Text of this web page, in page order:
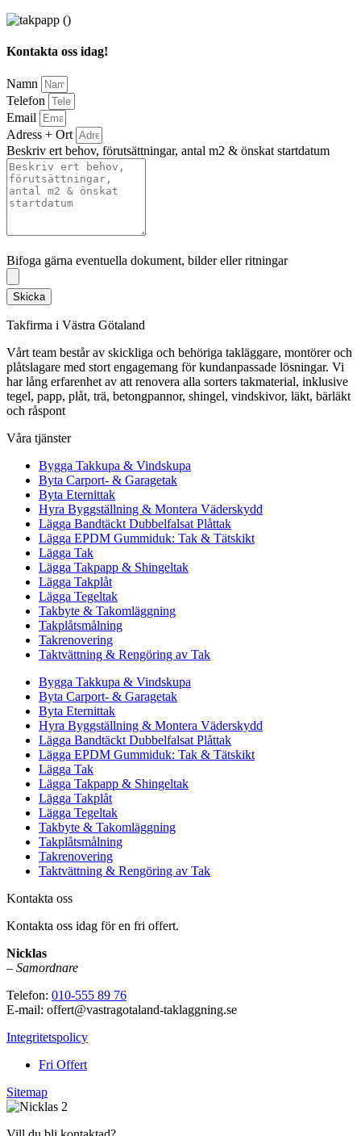
Kontakta oss idag!
Namn
Telefon
Email
Adress + Ort
Beskriv ert behov, förutsättningar, antal m2 & önskat startdatum
Bifoga gärna eventuella dokument, bilder eller ritningar
Skicka
Takfirma i Västra Götaland
Vårt team består av skickliga och behöriga takläggare, montörer och
plåtslagare med stort engagemang för kundanpassade lösningar. Vi
har lång erfarenhet av att renovera alla sorters takmaterial, inklusive
tegel, papp, plåt, trä, betongpannor, shingel, vindskivor, läkt, bärläkt
och råspont
Våra tjänster
Bygga Takkupa & Vindskupa
Byta Carport- & Garagetak
Byta Eternittak
Hyra Byggställning & Montera Väderskydd
Lägga Bandtäckt Dubbelfalsat Plåttak
Lägga EPDM Gummiduk: Tak & Tätskikt
Lägga Tak
Lägga Takpapp & Shingeltak
Lägga Takplåt
Lägga Tegeltak
Takbyte & Takomläggning
Takplåtsmålning
Takrenovering
Taktvättning & Rengöring av Tak
Bygga Takkupa & Vindskupa
Byta Carport- & Garagetak
Byta Eternittak
Hyra Byggställning & Montera Väderskydd
Lägga Bandtäckt Dubbelfalsat Plåttak
Lägga EPDM Gummiduk: Tak & Tätskikt
Lägga Tak
Lägga Takpapp & Shingeltak
Lägga Takplåt
Lägga Tegeltak
Takbyte & Takomläggning
Takplåtsmålning
Takrenovering
Taktvättning & Rengöring av Tak
Kontakta oss
Kontakta oss idag för en fri offert.
Nicklas
– Samordnare
Telefon: 010-555 89 76
E-mail: offert@vastragotaland-taklaggning.se
Integritetspolicy
Fri Offert
Sitemap